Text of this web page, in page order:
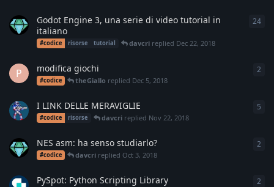
Godot Engine 3, una serie di video tutorial in
italiano
#codice risorse tutorial davcri replied Dec 22, 2018
24
P modifica giochi
#codice theGiallo replied Dec 5, 2018
2
I LINK DELLE MERAVIGLIE
#codice risorse davcrireplied Nov 22, 2018
5
NES asm: ha senso studiarlo?
#codice davcri replied Oct 3, 2018
2
PySpot: Python Scripting Library 2